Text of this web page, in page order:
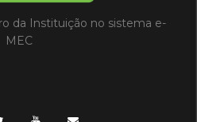
da Instituição no sistema e-
MEC